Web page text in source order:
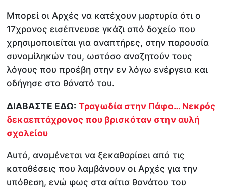
Μπορεί οι Αρχές να κατέχουν μαρτυρία ότι ο
17χρονος εισέπνευσε γκάζι από δοχείο που
χρησιμοποιείται για αναπτήρες, στην παρουσία
συνομίληκών του, ωστόσο αναζητούν τους
λόγους που προέβη στην εν λόγω ενέργεια και
οδήγησε στο θάνατό του.
ΔΙΑΒΑΣΤΕ ΕΔΩ: Τραγωδία στην Πάφο… Νεκρός
δεκαεπτάχρονος που βρισκόταν στην αυλή
σχολείου
Αυτό, αναμένεται να ξεκαθαρίσει από τις
καταθέσεις που λαμβάνουν οι Αρχές για την
υπόθεση, ενώ φως στα αίτια θανάτου του